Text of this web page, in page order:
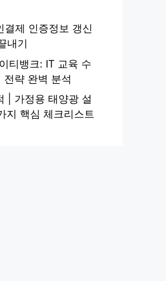
결제 인증정보 갱신
내기
티뱅크: IT 교육 수
략 완벽 분석
| 가정용 태양광 설
지 핵심 체크리스트